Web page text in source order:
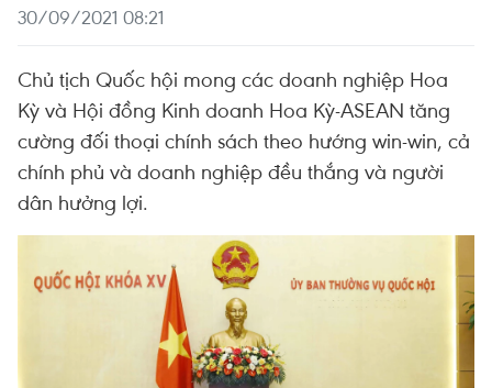
30/09/2021 08:21
Chủ tịch Quốc hội mong các doanh nghiệp Hoa
Kỳ và Hội đồng Kinh doanh Hoa Kỳ-ASEAN tăng
cường đối thoại chính sách theo hướng win-win, cả
chính phủ và doanh nghiệp đều thắng và người
dân hưởng lợi.